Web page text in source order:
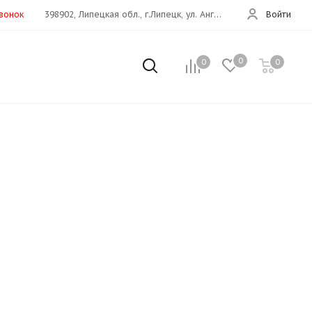
Войти
398902, Липецкая обл., г.Липецк, ул. Ангарская, 26е
0 0 0